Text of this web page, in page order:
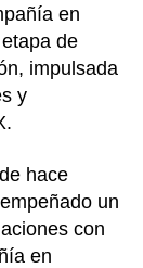
en
de
impulsada
y
hace
un
con
en